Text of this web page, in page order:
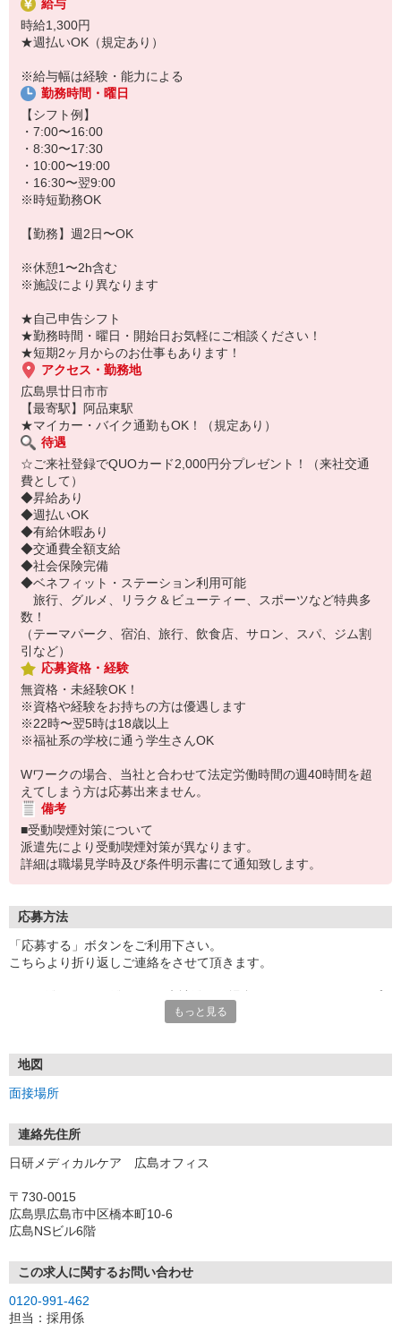
・診療補助
・メッセンジャー業務
など
★無資格・未経験OK！未経験から医療業界デビューできちゃいます
★病院、クリニック内は冷暖房完備！いつでも快適にお仕事できま
すよ！
あなたのスキルに合わせて少しずつお仕事をお願いしていきます。
20代・30代・40代・50代・60代、
中！
「近くの病院で働きたい」
「資格はないけど医療業界のお仕事に興味がある」
「すぐに働けるところはないかな…」
そんな方もぜひ！お気軽にご連絡ください♪
給与
時給1,300円
★週払いOK（規定あり）
※給与幅は経験・能力による
勤務時間・曜日
【シフト例】
・7:00〜16:00
・8:30〜17:30
・10:00〜19:00
・16:30〜翌9:00
※時短勤務OK
【勤務】週2日〜OK
※休憩1〜2h含む
※施設により異なります
★自己申告シフト
★勤務時間・曜日・開始日お気軽にご相談ください！
★短期2ヶ月からのお仕事もあります！
アクセス・勤務地
広島県廿日市市
【最寄駅】阿品東駅
★マイカー・バイク通勤もOK！（規定あり）
待遇
☆ご来社登録でQUOカード2,000円分プレゼント！（来社交通
費として）
◆昇給あり
◆週払いOK
◆有給休暇あり
◆交通費全額支給
◆社会保険完備
◆ベネフィット・ステーション利用可能
旅行、グルメ、リラク＆ビューティー、スポーツなど特典多
数！
（テーマパーク、宿泊、旅行、飲食店、サロン、スパ、ジム割
引など）
応募資格・経験
無資格・未経験OK！
※資格や経験をお持ちの方は優遇します
※22時〜翌5時は18歳以上
※福祉系の学校に通う学生さんOK
Wワークの場合、当社と合わせて法定労働時間の週40時間を超
えてしまう方は応募出来ません。
備考
■受動喫煙対策について
派遣先により受動喫煙対策が異なります。
詳細は職場見学時及び条件明示書にて通知致します。
応募方法
「応募する」ボタンをご利用下さい。
こちらより折り返しご連絡をさせて頂きます。
もっと見る
地図
面接場所
連絡先住所
日研メディカルケア 広島オフィス
〒730-0015
広島県広島市中区橋本町10-6
広島NSビル6階
この求人に関するお問い合わせ
0120-991-462
担当：採用係